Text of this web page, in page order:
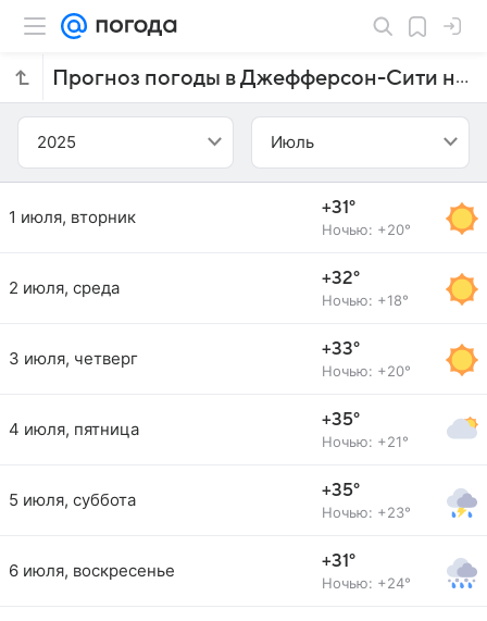
Прогноз погоды в Джефферсон-Сити на июль 2025 года
2025 Июль
1 июля, вторник +31°
Ночью: +20°
2 июля, среда +32°
Ночью: +18°
3 июля, четверг +33°
Ночью: +20°
4 июля, пятница +35°
Ночью: +21°
5 июля, суббота +35°
Ночью: +23°
6 июля, воскресенье +31°
Ночью: +24°